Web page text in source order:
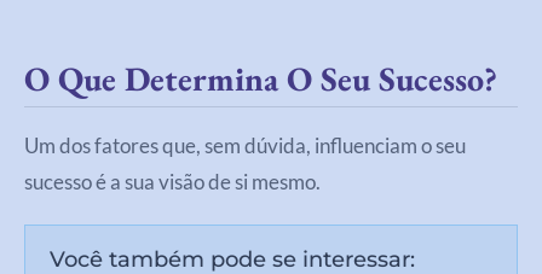
O Que Determina O Seu Sucesso?
Um dos fatores que, sem dúvida, influenciam o seu
sucesso é a sua visão de si mesmo.
Você também pode se interessar: